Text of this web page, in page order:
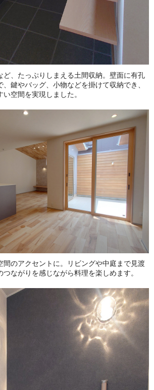
ど、たっぷりしまえる土間収納。壁面に有孔
鍵やバッグ、小物などを掛けて収納でき、
空間を実現しました。
間のアクセントに。リビングや中庭まで見渡
ながりを感じながら料理を楽しめます。